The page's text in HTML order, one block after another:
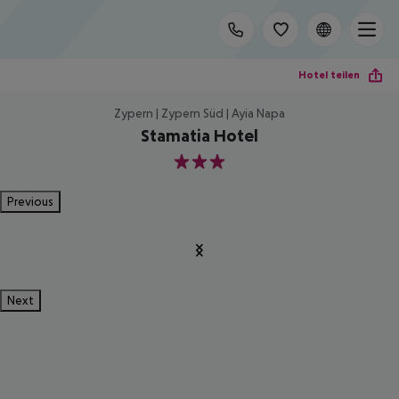
Hotel teilen
Zypern | Zypern Süd | Ayia Napa
Stamatia Hotel
3
Previous
Next